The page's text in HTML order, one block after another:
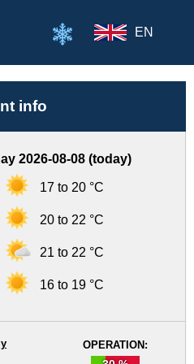
EN
info
2026-08-08 (today)
17 to 20 °C
20 to 22 °C
21 to 22 °C
16 to 19 °C
OPERATION: